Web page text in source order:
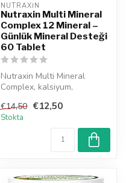
NUTRAXIN
Nutraxin Multi Mineral
Complex 12 Mineral –
Günlük Mineral Desteği
60 Tablet
Nutraxin Multi Mineral
Complex, kalsiyum,
toplam 12 t...
€14,50 €12,50
Stokta